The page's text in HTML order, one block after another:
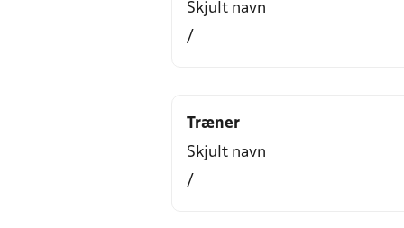
Skjult navn
/
Træner
Skjult navn
/